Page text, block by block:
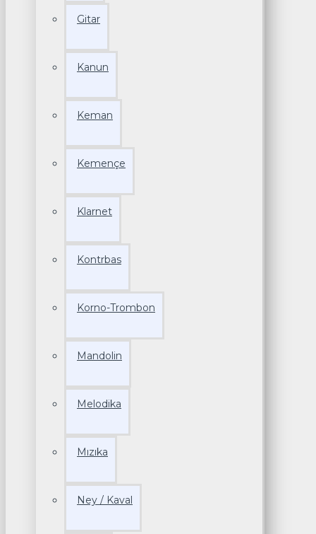
Gitar
Kanun
Keman
Kemençe
Klarnet
Kontrbas
Korno-Trombon
Mandolin
Melodika
Mızıka
Ney / Kaval